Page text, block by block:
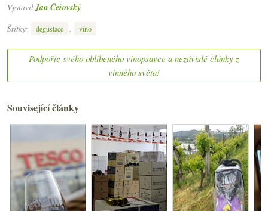
Vystavil Jan Čeřovský
Štítky:
degustace , víno
Podpořte svého oblíbeného vínopsavce a nezávislé články z
vinného světa!
Související články